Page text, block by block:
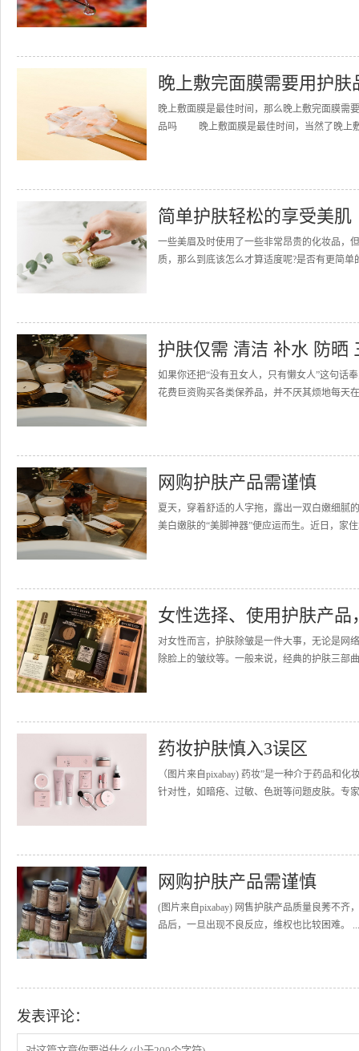
晚上敷完面膜需要用护
晚上敷面膜是最佳时间，那么晚上敷完面膜
品吗 晚上敷面膜是最佳时间，当然了晚上
简单护肤轻松的享受美肌
一些美眉及时使用了一些非常昂贵的化妆品，
质，那么到底该怎么才算适度呢?是否有更简
护肤仅需 清洁 补水 防晒
如果你还把“没有丑女人，只有懒女人”这句话
花费巨资购买各类保养品，并不厌其烦地每天
网购护肤产品需谨慎
夏天，穿着舒适的人字拖，露出一双白嫩细腻
美白嫩肤的“美脚神器”便应运而生。近日，家
女性选择、使用护肤产
对女性而言，护肤除皱是一件大事，无论是网
除脸上的皱纹等。一般来说，经典的护肤三部
药妆护肤慎入3误区
（图片来自pixabay) 药妆”是一种介于药品和
针对性，如暗疮、过敏、色斑等问题皮肤。专
网购护肤产品需谨慎
(图片来自pixabay) 网售护肤产品质量良莠不齐
品后，一旦出现不良反应，维权也比较困难。 ...
发表评论：